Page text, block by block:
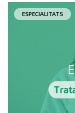
ESPECIALITATS